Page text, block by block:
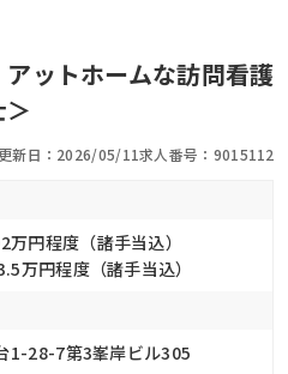
アットホームな訪問看護
更新日：2026/05/11求人番号：9015112
万円程度（諸手当込）
万円程度（諸手当込）
1-28-7第3峯岸ビル305